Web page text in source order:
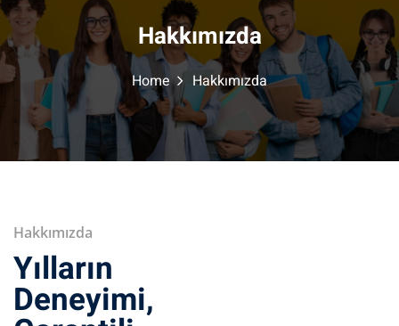
Hakkımızda
Home Hakkımızda
Hakkımızda
Yılların
Deneyimi,